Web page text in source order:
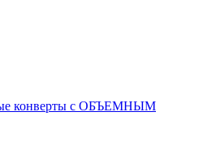
конверты с ОБЪЕМНЫМ